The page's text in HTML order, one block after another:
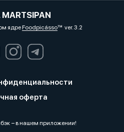
MARTSIPAN
ядреFoodpicássover. 3.2
оферта
− в нашем приложении!